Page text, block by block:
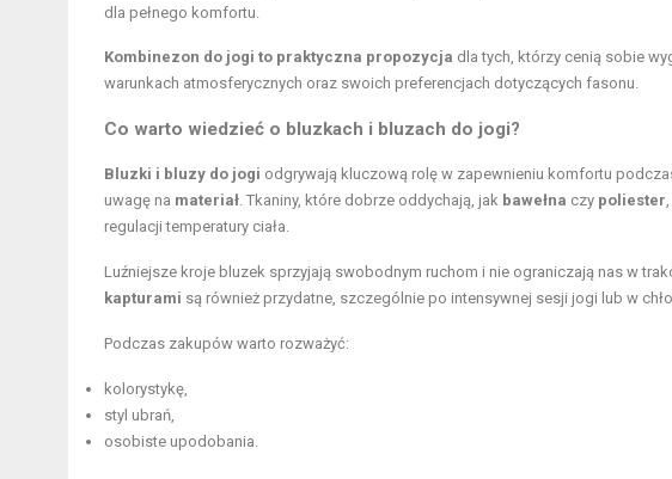
dla pełnego komfortu.
Kombinezon do jogi to praktyczna propozycja dla tych, którzy cenią sobie
warunkach atmosferycznych oraz swoich preferencjach dotyczących fasonu.
Co warto wiedzieć o bluzkach i bluzach do jogi?
Bluzki i bluzy do jogi odgrywają kluczową rolę w zapewnieniu komfortu
uwagę na materiał . Tkaniny, które dobrze oddychają, jak bawełna czy poliester
regulacji temperatury ciała.
Luźniejsze kroje bluzek sprzyjają swobodnym ruchom i nie ograniczają nas w
kapturami są również przydatne, szczególnie po intensywnej sesji jogi lub w
Podczas zakupów warto rozważyć:
kolorystykę,
styl ubrań,
osobiste upodobania.